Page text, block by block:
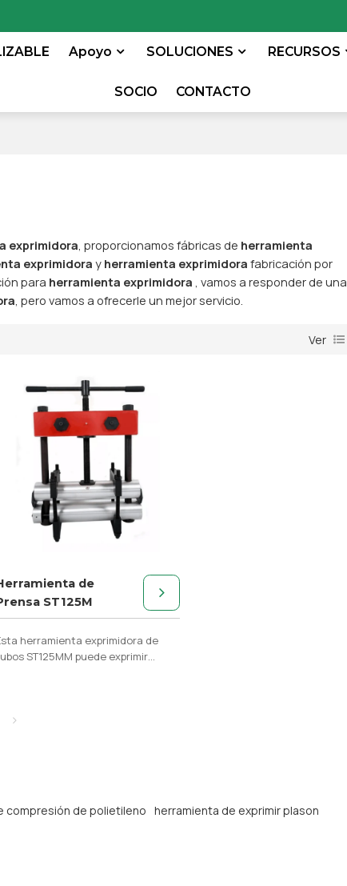
Apoyo SOLUCIONES RECURSOS
SOCIO CONTACTO
exprimidora , proporcionamos fábricas de herramienta
exprimidoray herramienta exprimidora fabricación por
para herramienta exprimidora , vamos a responder de una
, pero vamos a ofrecerle un mejor servicio.
Ver
de
ST125M
herramienta exprimidora de
ST125MM puede exprimir
compresión de polietileno
herramienta de exprimir plason